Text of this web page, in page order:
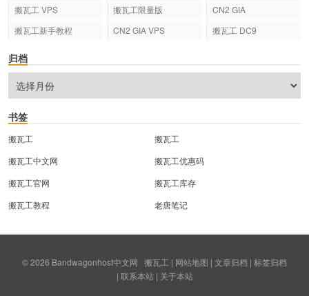
搬瓦工 VPS
搬瓦工限量版
CN2 GIA
搬瓦工新手教程
CN2 GIA VPS 搬瓦工 DC9
归档
书签
搬瓦工
搬瓦工
搬瓦工中文网
搬瓦工优惠码
搬瓦工官网
搬瓦工库存
搬瓦工教程
老唐笔记
© 2026 Bandwagonhost中文网 搬瓦工 | 网站地图 | 文章归档 | 标签归档
| 联系本站| 关于本站